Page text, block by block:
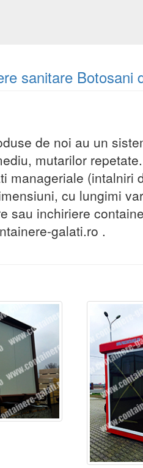
sanitare Botosani
de noi au un
mutarilor
manageriale
cu lungimi
sau inchiriere
galati.ro .